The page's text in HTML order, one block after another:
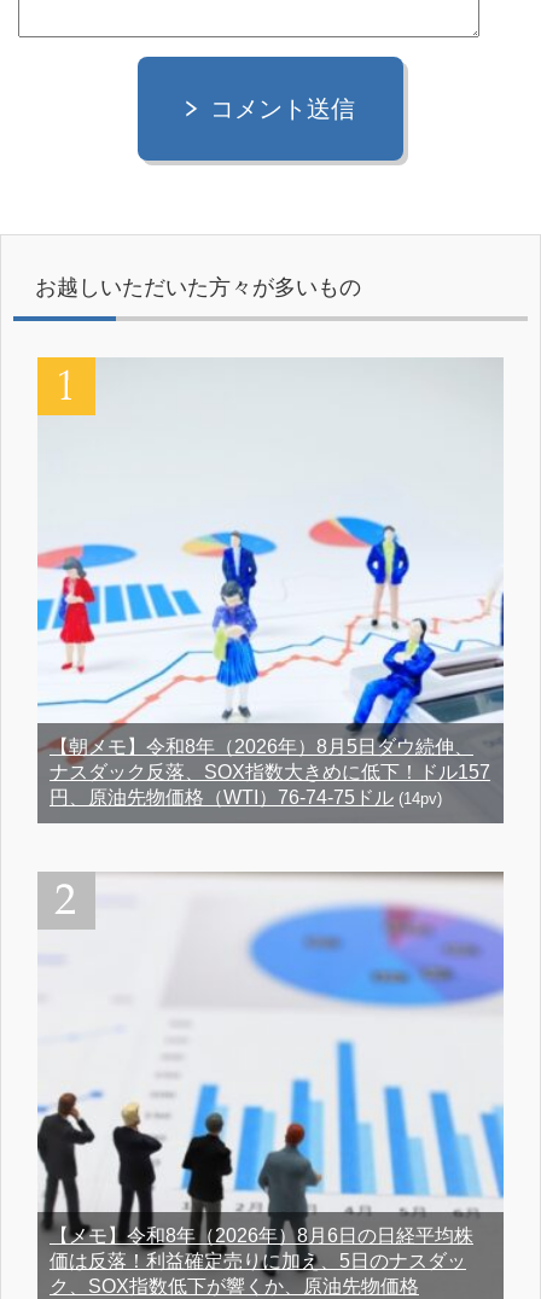
コメント送信
お越しいただいた方々が多いもの
【朝メモ】令和8年（2026年）8月5日ダウ続伸、
ナスダック反落、SOX指数大きめに低下！ドル157
円、原油先物価格（WTI）76-74-75ドル (14pv)
【メモ】令和8年（2026年）8月6日の日経平均株
価は反落！利益確定売りに加え、5日のナスダッ
ク、SOX指数低下が響くか、原油先物価格